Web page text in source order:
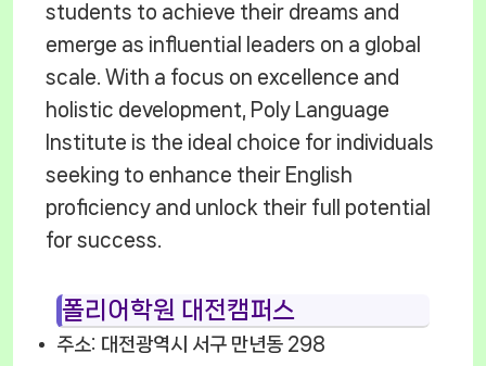
students to achieve their dreams and
emerge as influential leaders on a global
scale. With a focus on excellence and
holistic development, Poly Language
Institute is the ideal choice for individuals
seeking to enhance their English
proficiency and unlock their full potential
for success.
폴리어학원 대전캠퍼스
주소: 대전광역시 서구 만년동 298